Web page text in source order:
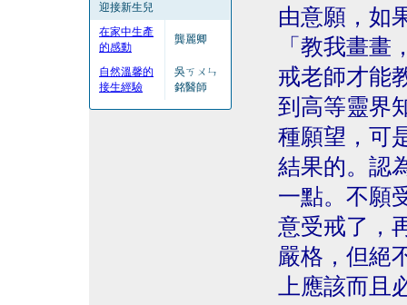
迎接新生兒
在家中生產
的感動
龔麗卿
自然溫馨的
接生經驗
吳ㄎㄨㄣ
銘醫師
由意願，如
「教我畫
戒老師才能
到高等靈界
種願望，可
結果的。認
一點。不願
意受戒了，
嚴格，但絕
上應該而